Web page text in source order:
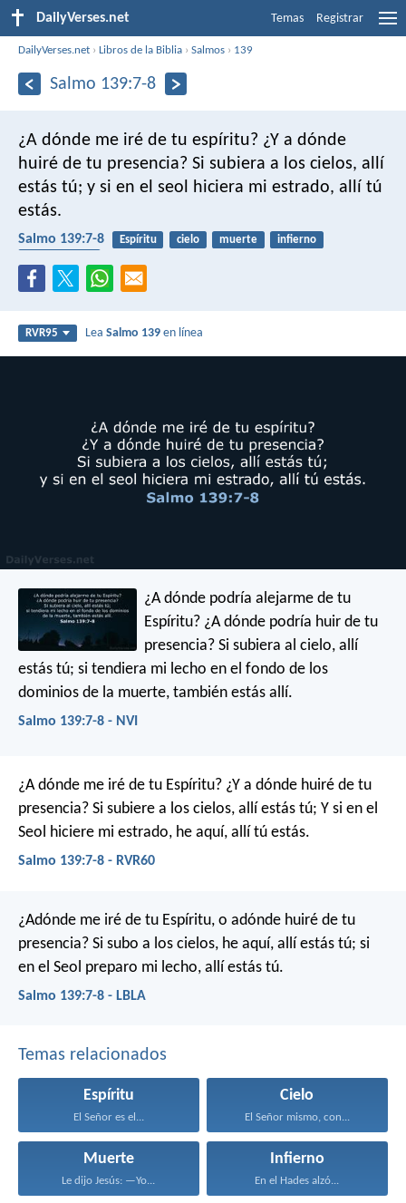
DailyVerses.net Temas Registrar
DailyVerses.net ›Libros de la Biblia ›Salmos › 139
Salmo 139:7-8
¿A dónde me iré de tu espíritu? ¿Y a dónde
huiré de tu presencia? Si subiera a los cielos, allí
estás tú; y si en el seol hiciera mi estrado, allí tú
estás.
Salmo 139:7-8 Espíritu cielo muerte
infierno
RVR95 LeaSalmo 139 en línea
¿A dónde podría alejarme de tu
Espíritu? ¿A dónde podría huir de tu
presencia? Si subiera al cielo, allí
estás tú; si tendiera mi lecho en el fondo de los
dominios de la muerte, también estás allí.
Salmo 139:7-8 - NVI
¿A dónde me iré de tu Espíritu? ¿Y a dónde huiré de tu
presencia? Si subiere a los cielos, allí estás tú; Y si en el
Seol hiciere mi estrado, he aquí, allí tú estás.
Salmo 139:7-8 - RVR60
¿Adónde me iré de tu Espíritu, o adónde huiré de tu
presencia? Si subo a los cielos, he aquí, allí estás tú; si
en el Seol preparo mi lecho, allí estás tú.
Salmo 139:7-8 - LBLA
Temas relacionados
Espíritu
El Señor es el...
Cielo
El Señor mismo, con...
Muerte
Le dijo Jesús: —Yo...
Infierno
En el Hades alzó...